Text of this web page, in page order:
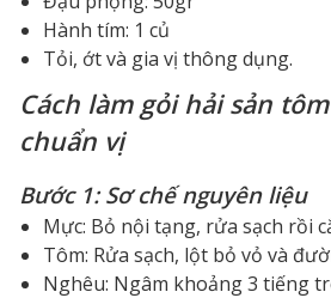
Hành tím: 1 củ
Tỏi, ớt và gia vị thông dụng.
Cách làm gỏi hải sản
chuẩn vị
Bước 1: Sơ chế nguyên liệu
Mực: Bỏ nội tạng, rửa sạch rồi
Tôm: Rửa sạch, lột bỏ vỏ và
Nghêu: Ngâm khoảng 3 tiếng